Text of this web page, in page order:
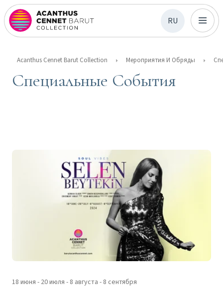
RU
Acanthus Cennet Barut Collection Мероприятия И Обряды
Специальные События
18 июня - 20 июля - 8 августа - 8 сентября